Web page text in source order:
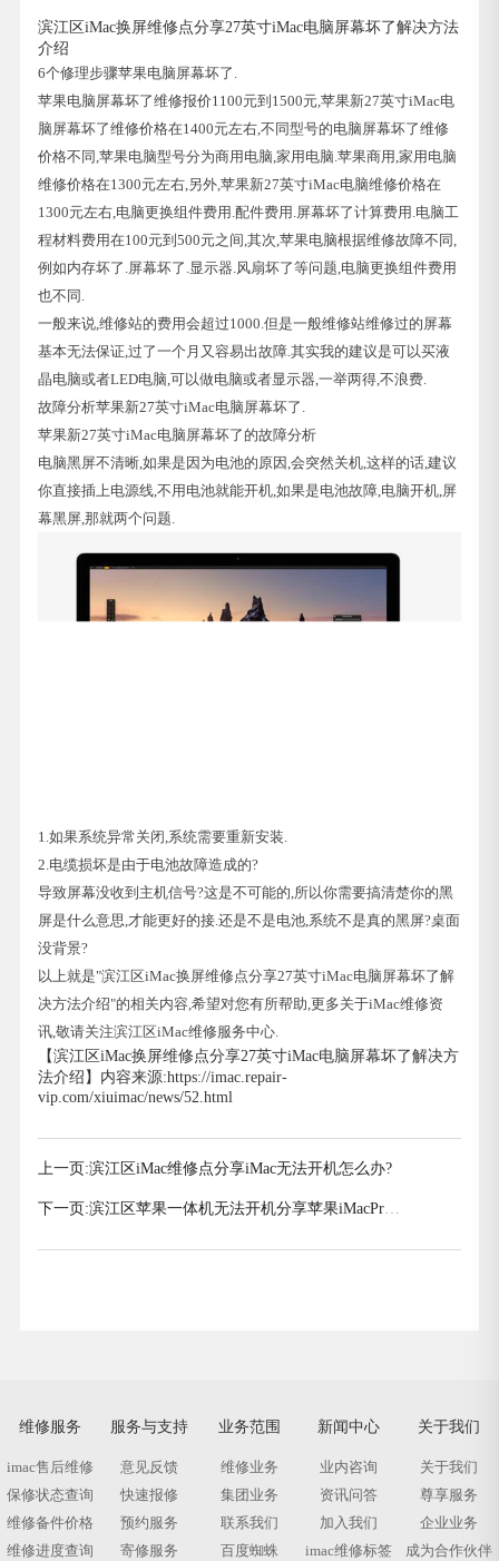
滨江区iMac换屏维修点分享27英寸iMac电脑屏幕坏了解决方法
介绍
6个修理步骤苹果电脑屏幕坏了.
苹果电脑屏幕坏了维修报价1100元到1500元,苹果新27英寸iMac电
脑屏幕坏了维修价格在1400元左右,不同型号的电脑屏幕坏了维修
价格不同,苹果电脑型号分为商用电脑,家用电脑.苹果商用,家用电脑
维修价格在1300元左右,另外,苹果新27英寸iMac电脑维修价格在
1300元左右,电脑更换组件费用.配件费用.屏幕坏了计算费用.电脑工
程材料费用在100元到500元之间,其次,苹果电脑根据维修故障不同,
例如内存坏了.屏幕坏了.显示器.风扇坏了等问题,电脑更换组件费用
也不同.
一般来说,维修站的费用会超过1000.但是一般维修站维修过的屏幕
基本无法保证,过了一个月又容易出故障.其实我的建议是可以买液
晶电脑或者LED电脑,可以做电脑或者显示器,一举两得,不浪费.
故障分析苹果新27英寸iMac电脑屏幕坏了.
苹果新27英寸iMac电脑屏幕坏了的故障分析
电脑黑屏不清晰,如果是因为电池的原因,会突然关机,这样的话,建议
你直接插上电源线,不用电池就能开机,如果是电池故障,电脑开机,屏
幕黑屏,那就两个问题.
1.如果系统异常关闭,系统需要重新安装.
2.电缆损坏是由于电池故障造成的?
导致屏幕没收到主机信号?这是不可能的,所以你需要搞清楚你的黑
屏是什么意思,才能更好的接.还是不是电池,系统不是真的黑屏?桌面
没背景?
以上就是"滨江区iMac换屏维修点分享27英寸iMac电脑屏幕坏了解
决方法介绍"的相关内容,希望对您有所帮助,更多关于iMac维修资
讯,敬请关注滨江区iMac维修服务中心.
【滨江区iMac换屏维修点分享27英寸iMac电脑屏幕坏了解决方
法介绍】内容来源:https://imac.repair-
vip.com/xiuimac/news/52.html
上一页:滨江区iMac维修点分享iMac无法开机怎么办?
下一页:滨江区苹果一体机无法开机分享苹果iMacPro
维修服务
imac售后维修
保修状态查询
维修备件价格
维修进度查询
服务与支持
意见反馈
快速报修
预约服务
寄修服务
业务范围
维修业务
集团业务
联系我们
百度蜘蛛
新闻中心
业内咨询
资讯问答
加入我们
imac维修标签
关于我们
关于我们
尊享服务
企业业务
成为合作伙伴